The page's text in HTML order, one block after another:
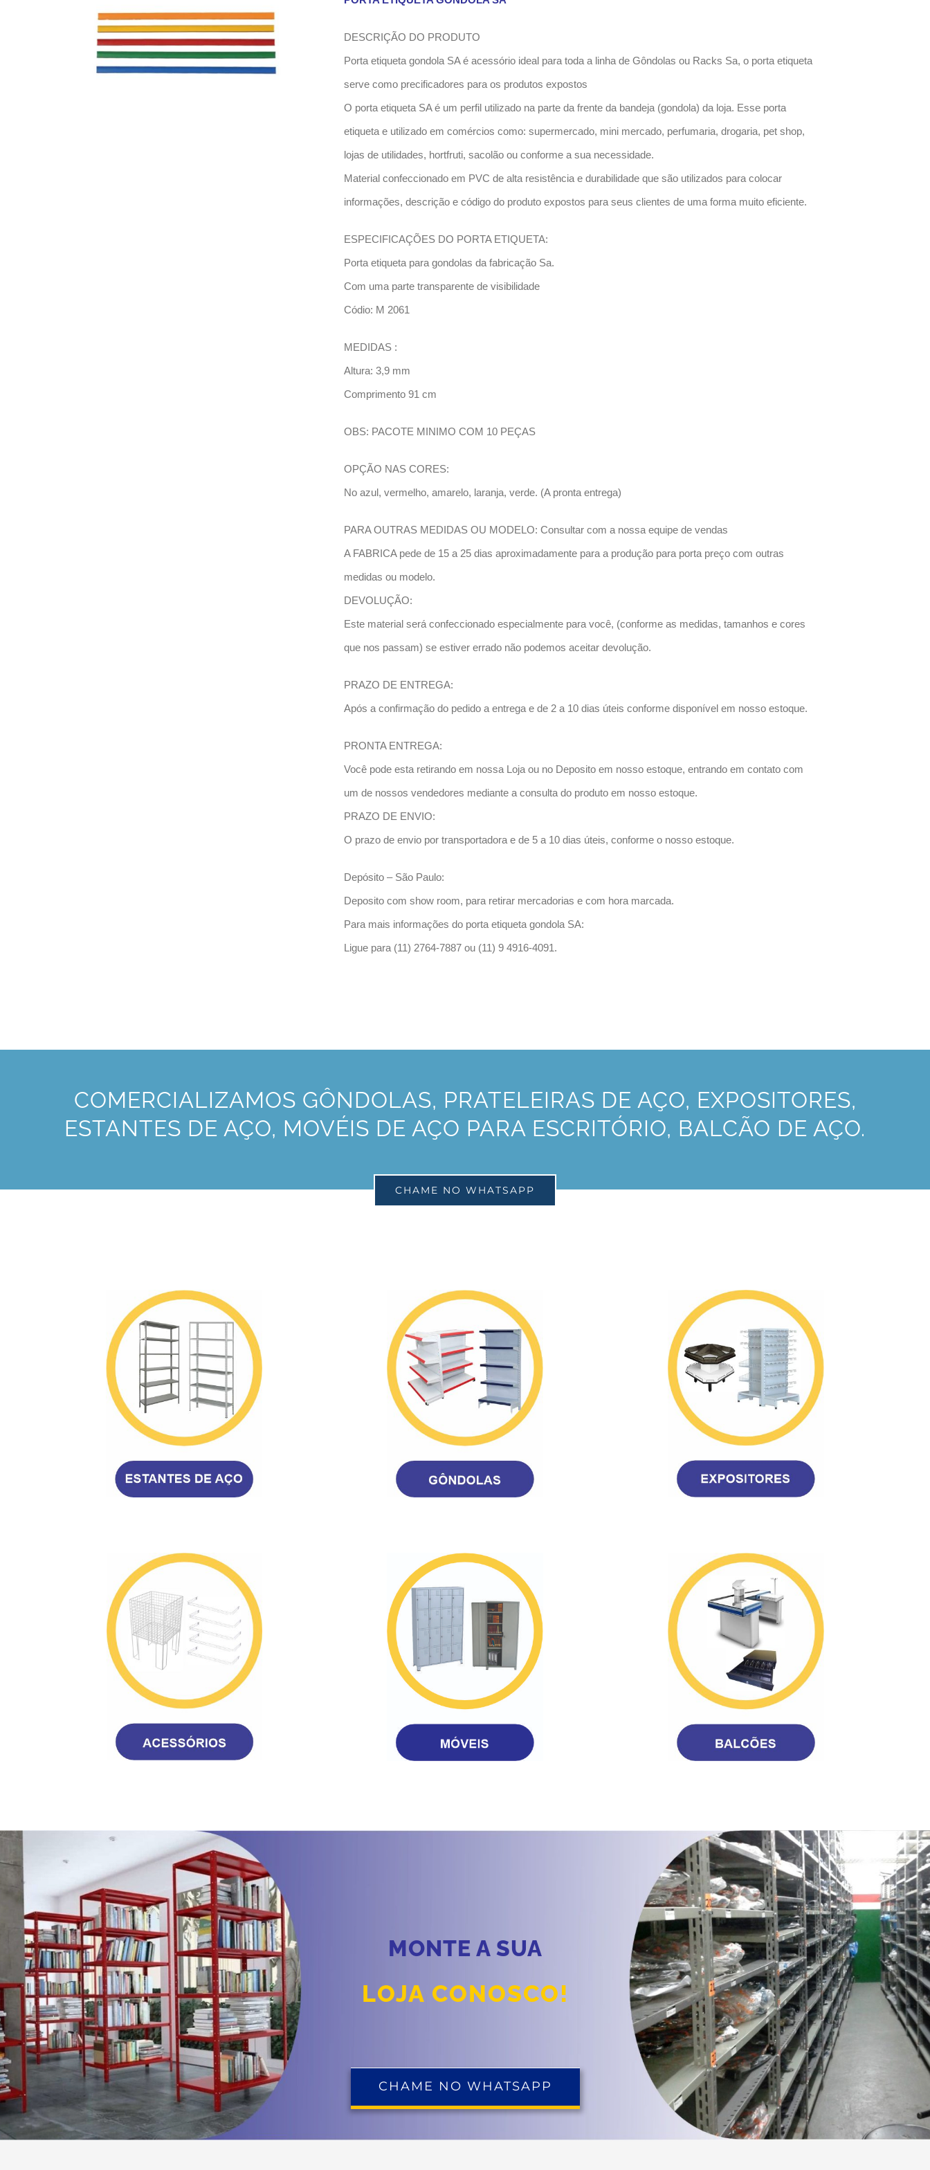
DESCRIÇÃO DO PRODUTO
Porta etiqueta gondola SA é acessório ideal para toda a linha de Gôndolas ou Racks Sa, o porta etiqueta
serve como precificadores para os produtos expostos
O porta etiqueta SA é um perfil utilizado na parte da frente da bandeja (gondola) da loja. Esse porta
etiqueta e utilizado em comércios como: supermercado, mini mercado, perfumaria, drogaria, pet shop,
lojas de utilidades, hortfruti, sacolão ou conforme a sua necessidade.
Material confeccionado em PVC de alta resistência e durabilidade que são utilizados para colocar
informações, descrição e código do produto expostos para seus clientes de uma forma muito eficiente.
ESPECIFICAÇÕES DO PORTA ETIQUETA:
Porta etiqueta para gondolas da fabricação Sa.
Com uma parte transparente de visibilidade
Códio: M 2061
MEDIDAS :
Altura: 3,9 mm
Comprimento 91 cm
OBS: PACOTE MINIMO COM 10 PEÇAS
OPÇÃO NAS CORES:
No azul, vermelho, amarelo, laranja, verde. (A pronta entrega)
PARA OUTRAS MEDIDAS OU MODELO: Consultar com a nossa equipe de vendas
A FABRICA pede de 15 a 25 dias aproximadamente para a produção para porta preço com outras
medidas ou modelo.
DEVOLUÇÃO:
Este material será confeccionado especialmente para você, (conforme as medidas, tamanhos e cores
que nos passam) se estiver errado não podemos aceitar devolução.
PRAZO DE ENTREGA:
Após a confirmação do pedido a entrega e de 2 a 10 dias úteis conforme disponível em nosso estoque.
PRONTA ENTREGA:
Você pode esta retirando em nossa Loja ou no Deposito em nosso estoque, entrando em contato com
um de nossos vendedores mediante a consulta do produto em nosso estoque.
PRAZO DE ENVIO:
O prazo de envio por transportadora e de 5 a 10 dias úteis, conforme o nosso estoque.
Depósito – São Paulo:
Deposito com show room, para retirar mercadorias e com hora marcada.
Para mais informações do porta etiqueta gondola SA:
Ligue para (11) 2764-7887 ou (11) 9 4916-4091.
COMERCIALIZAMOS GÔNDOLAS, PRATELEIRAS DE AÇO, EXPOSITORES,
ESTANTES DE AÇO, MOVÉIS DE AÇO PARA ESCRITÓRIO, BALCÃO DE AÇO.
CHAME NO WHATSAPP
MONTE A SUA
LOJA CONOSCO!
CHAME NO WHATSAPP